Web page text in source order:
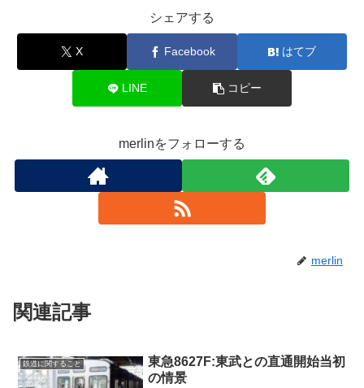
シェアする
X Facebook はてブ
LINE コピー
merlinをフォローする
merlin
関連記事
鉄道に関すること
東急8627F:東武との直通開始当初
の情景